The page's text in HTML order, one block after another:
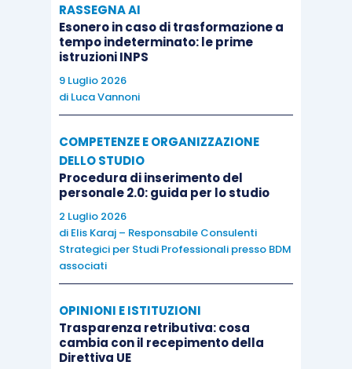
RASSEGNA AI
Esonero in caso di trasformazione a
tempo indeterminato: le prime
istruzioni INPS
9 Luglio 2026
di Luca Vannoni
COMPETENZE E ORGANIZZAZIONE
DELLO STUDIO
Procedura di inserimento del
personale 2.0: guida per lo studio
2 Luglio 2026
di Elis Karaj – Responsabile Consulenti
Strategici per Studi Professionali presso BDM
associati
OPINIONI E ISTITUZIONI
Trasparenza retributiva: cosa
cambia con il recepimento della
Direttiva UE